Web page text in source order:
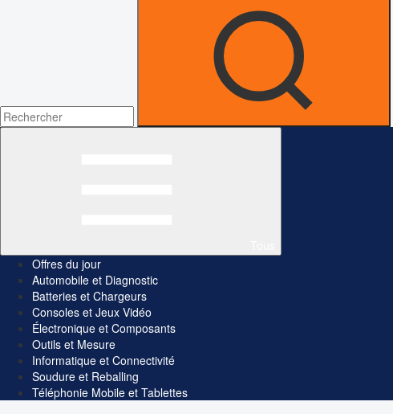
Offres du jour
Automobile et Diagnostic
Batteries et Chargeurs
Consoles et Jeux Vidéo
Électronique et Composants
Outils et Mesure
Informatique et Connectivité
Soudure et Reballing
Téléphonie Mobile et Tablettes